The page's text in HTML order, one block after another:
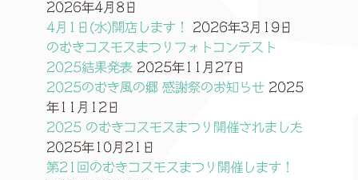
2026年4月8日
4月1日(水)開店します！
2026年3月19日
のむきコスモスまつりフォトコンテスト
2025結果発表 2025年11月27日
2025のむき風の郷 感謝祭のお知らせ 2025
年11月12日
2025 のむきコスモスまつり開催されました
2025年10月21日
第21回のむきコスモスまつり開催します！